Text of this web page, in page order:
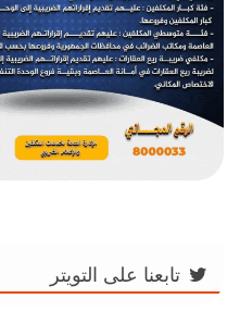
تابعنا على التويتر